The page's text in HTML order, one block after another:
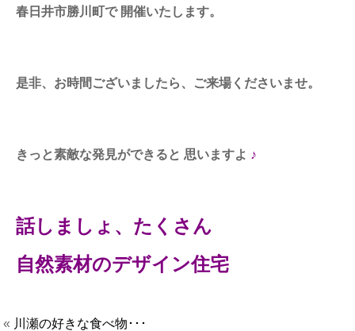
春日井市勝川町で 開催いたします。
是非、お時間ございましたら、ご来場くださいませ。
きっと素敵な発見ができると 思いますよ ♪
話しましょ、たくさん
自然素材のデザイン住宅
« 川瀬の好きな食べ物･･･